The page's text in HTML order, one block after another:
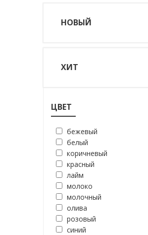
НОВЫЙ
ХИТ
ЦВЕТ
бежевый
белый
коричневый
красный
лайм
молоко
молочный
олива
розовый
синий